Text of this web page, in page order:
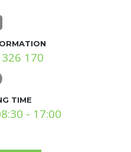
170
TIME
- 17:00